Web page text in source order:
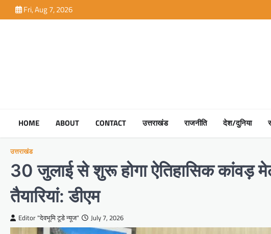
to
Fri, Aug 7, 2026
HOME ABOUT CONTACT उत्तराखंड राजनीति देश/दुनिया
उत्तराखंड
30 जुलाई से शुरू होगा ऐतिहासिक कांवड़
तैयारियां: डीएम
Editor "देवभूमि टूडे न्यूज" July 7, 2026